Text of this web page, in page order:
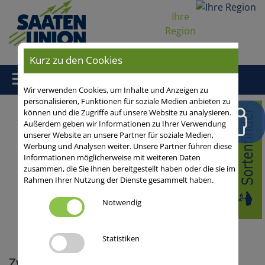
Ihre
Region
Home/Aus der Praxis/Zwischenfrüchte/ Zwischenfrucht- und
Mikrobiommanagement unterstützen den Kartoffelanbau
Blog-Startseite
14.10.2025
0 Kommentare
Fruchtfolge und
Fruchtfolgewert,
Zwischenfrüchte
Kurz zu den Cookies
Wir verwenden Cookies, um Inhalte und Anzeigen zu
personalisieren, Funktionen für soziale Medien anbieten zu
können und die Zugriffe auf unsere Website zu analysieren.
Außerdem geben wir Informationen zu Ihrer Verwendung
unserer Website an unsere Partner für soziale Medien,
Werbung und Analysen weiter. Unsere Partner führen diese
Informationen möglicherweise mit weiteren Daten
zusammen, die Sie ihnen bereitgestellt haben oder die sie im
Rahmen Ihrer Nutzung der Dienste gesammelt haben.
Notwendig
Statistiken